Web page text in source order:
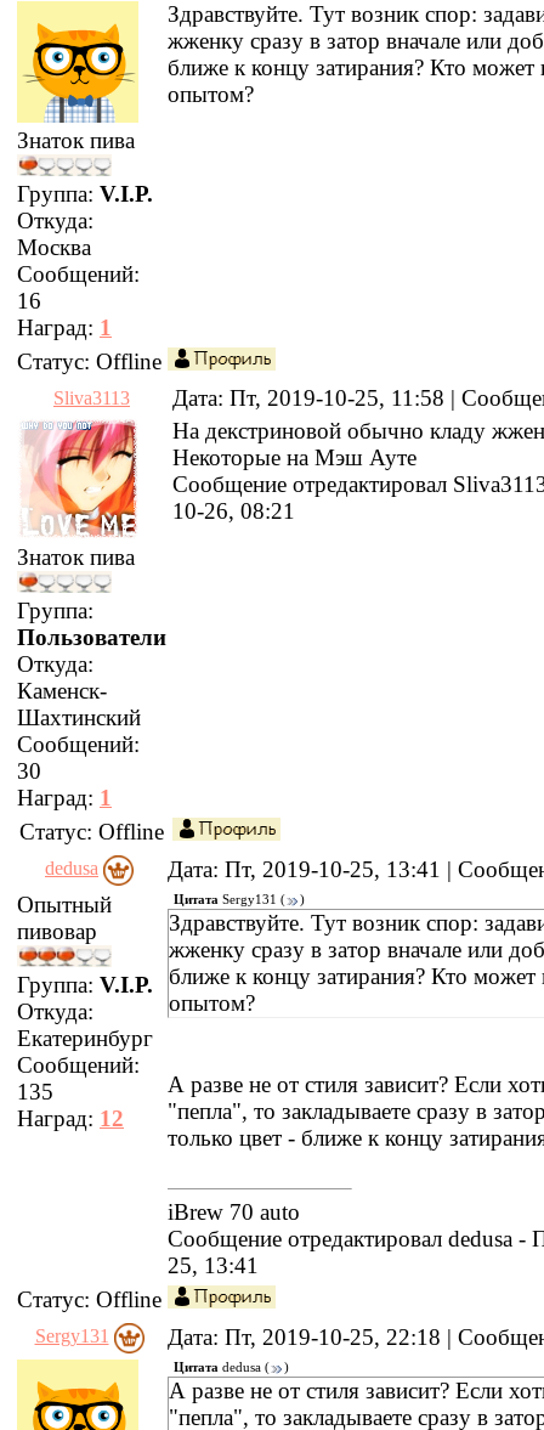
Знаток пива
Группа: V.I.P.
Откуда:
Москва
Сообщений:
16
Наград: 1
Здравствуйте. Тут возник спор:
жженку сразу в затор вначале или
ближе к концу затирания? Кто может
опытом?
Статус: Offline
Sliva3113 Дата: Пт, 2019-10-25, 11:58 |
Знаток пива
Группа:
Пользователи
Откуда:
Каменск-
Шахтинский
Сообщений:
30
Наград: 1
На декстриновой обычно кладу
Некоторые на Мэш Ауте
Сообщение отредактировал
10-26, 08:21
Статус: Offline
dedusa
Дата: Пт, 2019-10-25, 13:41 |
Опытный
пивовар
Группа: V.I.P.
Откуда:
Екатеринбург
Сообщений:
135
Наград: 12
Цитата Sergy131 ( )
Здравствуйте. Тут возник спор:
жженку сразу в затор вначале или
ближе к концу затирания? Кто может
опытом?
А разве не от стиля зависит? Если
"пепла", то закладываете сразу в
только цвет - ближе к концу
iBrew 70 auto
Сообщение отредактировал dedusa -
25, 13:41
Статус: Offline
Sergy131 Дата: Пт, 2019-10-25, 22:18 |
Цитата dedusa ( )
А разве не от стиля зависит? Если
"пепла", то закладываете сразу в